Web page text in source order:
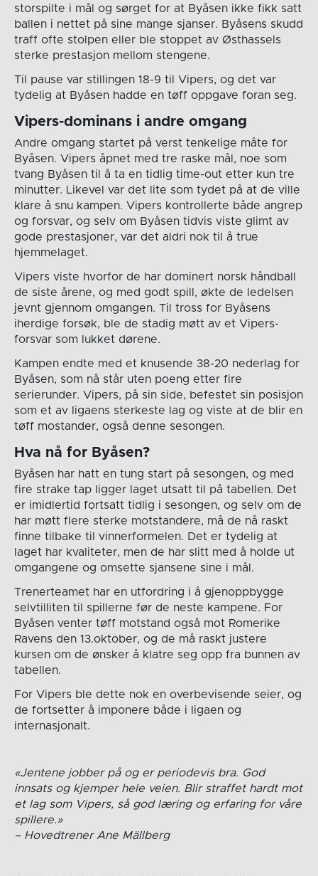
storspilte i mål og sørget for at Byåsen ikke fikk satt
ballen i nettet på sine mange sjanser. Byåsens skudd
traff ofte stolpen eller ble stoppet av Østhassels
sterke prestasjon mellom stengene.
Til pause var stillingen 18-9 til Vipers, og det var
tydelig at Byåsen hadde en tøff oppgave foran seg.
Vipers-dominans i andre omgang
Andre omgang startet på verst tenkelige måte for
Byåsen. Vipers åpnet med tre raske mål, noe som
tvang Byåsen til å ta en tidlig time-out etter kun tre
minutter. Likevel var det lite som tydet på at de ville
klare å snu kampen. Vipers kontrollerte både angrep
og forsvar, og selv om Byåsen tidvis viste glimt av
gode prestasjoner, var det aldri nok til å true
hjemmelaget.
Vipers viste hvorfor de har dominert norsk håndball
de siste årene, og med godt spill, økte de ledelsen
jevnt gjennom omgangen. Til tross for Byåsens
iherdige forsøk, ble de stadig møtt av et Vipers-
forsvar som lukket dørene.
Kampen endte med et knusende 38-20 nederlag for
Byåsen, som nå står uten poeng etter fire
serierunder. Vipers, på sin side, befestet sin posisjon
som et av ligaens sterkeste lag og viste at de blir en
tøff mostander, også denne sesongen.
Hva nå for Byåsen?
Byåsen har hatt en tung start på sesongen, og med
fire strake tap ligger laget utsatt til på tabellen. Det
er imidlertid fortsatt tidlig i sesongen, og selv om de
har møtt flere sterke motstandere, må de nå raskt
finne tilbake til vinnerformelen. Det er tydelig at
laget har kvaliteter, men de har slitt med å holde ut
omgangene og omsette sjansene sine i mål.
Trenerteamet har en utfordring i å gjenoppbygge
selvtilliten til spillerne før de neste kampene. For
Byåsen venter tøff motstand også mot Romerike
Ravens den 13.oktober, og de må raskt justere
kursen om de ønsker å klatre seg opp fra bunnen av
tabellen.
For Vipers ble dette nok en overbevisende seier, og
de fortsetter å imponere både i ligaen og
internasjonalt.
«Jentene jobber på og er periodevis bra. God
innsats og kjemper hele veien. Blir straffet hardt mot
et lag som Vipers, så god læring og erfaring for våre
spillere.»
– Hovedtrener Ane Mällberg